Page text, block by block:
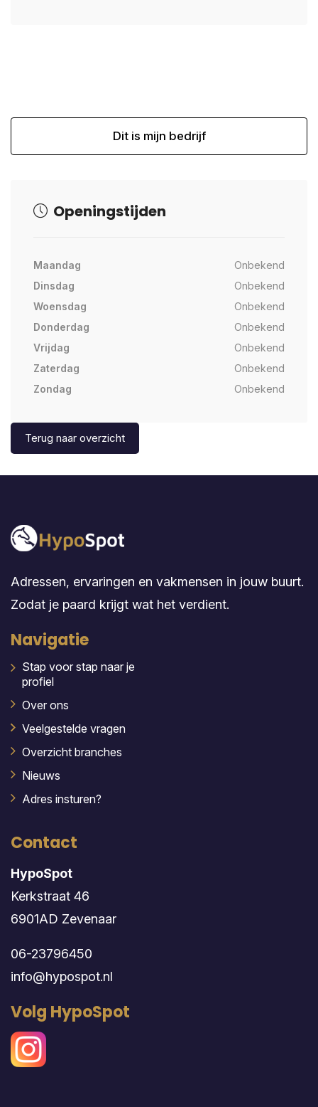
Dit is mijn bedrijf
Openingstijden
Maandag
Onbekend
Dinsdag
Onbekend
Woensdag
Onbekend
Donderdag
Onbekend
Vrijdag
Onbekend
Zaterdag
Onbekend
Zondag
Onbekend
Terug naar overzicht
Adressen, ervaringen en vakmensen in jouw buurt.
Zodat je paard krijgt wat het verdient.
Navigatie
Stap voor stap naar je
profiel
Over ons
Veelgestelde vragen
Overzicht branches
Nieuws
Adres insturen?
Contact
HypoSpot
Kerkstraat 46
6901AD Zevenaar
06-23796450
info@hypospot.nl
Volg HypoSpot